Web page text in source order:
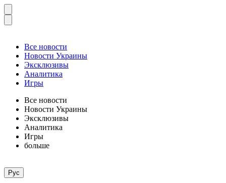
Все новости
Новости Украины
Эксклюзивы
Аналитика
Игры
Все новости
Новости Украины
Эксклюзивы
Аналитика
Игры
больше
Рус